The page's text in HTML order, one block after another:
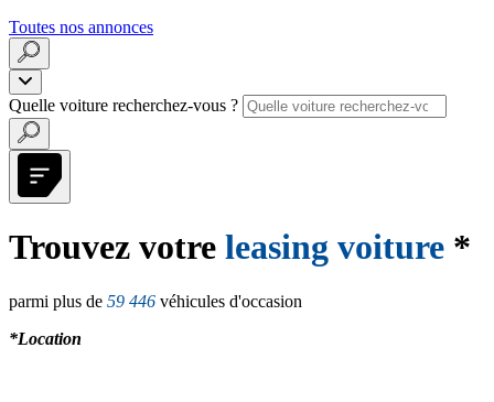
Toutes nos annonces
Quelle voiture recherchez-vous ?
Trouvez votre leasing voiture *
parmi plus de 59 446 véhicules d'occasion
*Location